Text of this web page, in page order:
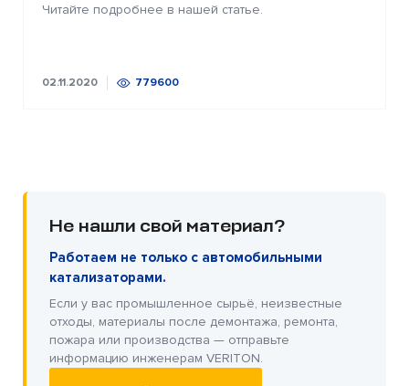
Читайте подробнее в нашей статье.
02.11.2020 779600
Не нашли свой материал?
Работаем не только с автомобильными
катализаторами.
Если у вас промышленное сырьё, неизвестные
отходы, материалы после демонтажа, ремонта,
пожара или производства — отправьте
информацию инженерам VERITON.